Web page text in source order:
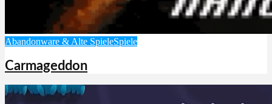
Abandonware & Alte SpieleSpiele
Carmageddon